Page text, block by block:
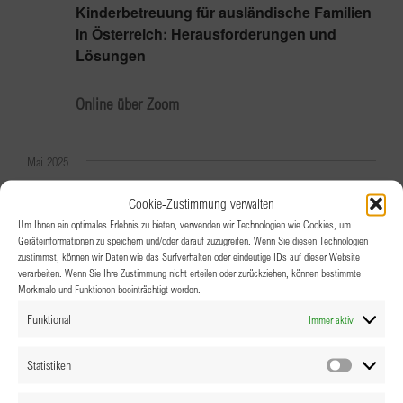
Cookie-Zustimmung verwalten
Um Ihnen ein optimales Erlebnis zu bieten, verwenden wir Technologien wie Cookies, um
Geräteinformationen zu speichern und/oder darauf zuzugreifen. Wenn Sie diesen Technologien
zustimmst, können wir Daten wie das Surfverhalten oder eindeutige IDs auf dieser Website
verarbeiten. Wenn Sie Ihre Zustimmung nicht erteilen oder zurückziehen, können bestimmte
Merkmale und Funktionen beeinträchtigt werden.
Funktional Immer aktiv
Statistiken
Kinderbetreuung für ausländische Familien
in Österreich: Herausforderungen und
Lösungen
Online über Zoom
Mai 2025
7